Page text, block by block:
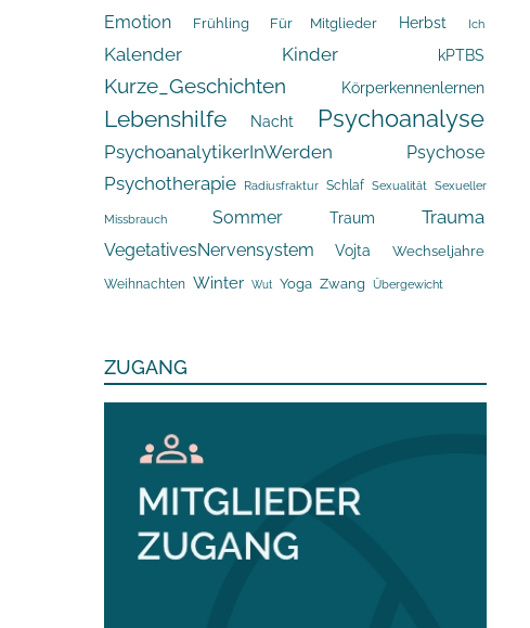
Emotion
Frühling Für Mitglieder Herbst Ich
Kalender Kinder kPTBS
Kurze_Geschichten Körperkennenlernen
Lebenshilfe Nacht Psychoanalyse
PsychoanalytikerInWerden Psychose
Psychotherapie Radiusfraktur Schlaf Sexualität Sexueller
Missbrauch Sommer Traum Trauma
VegetativesNervensystem Vojta Wechseljahre
Weihnachten Winter Wut Yoga Zwang Übergewicht
ZUGANG